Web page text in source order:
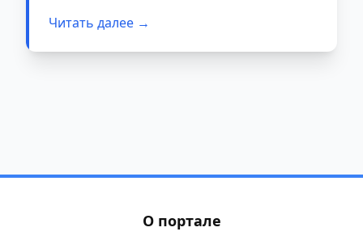
Читать далее →
О портале